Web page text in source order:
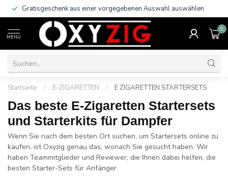
Trusted Shop Käuferschutz!
MENU
0
Startseite / E-ZIGARETTEN / E ZIGARETTEN STARTERSETS
Das beste E-Zigaretten Startersets
und Starterkits für Dampfer
Wenn Sie nach dem besten Ort suchen, um Startersets online zu
kaufen, ist Oxyzig genau das, wonach Sie gesucht haben. Wir
haben Teammitglieder und Reviewer, die Ihnen dabei helfen, die
besten Starter-Sets für Anfänger